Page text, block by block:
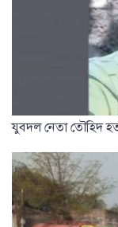
যুবদল নেতা তৌহিদ